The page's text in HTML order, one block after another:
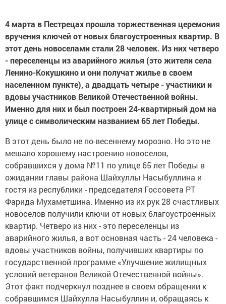
4 марта в Пестрецах прошла торжественная церемония
вручения ключей от новых благоустроенных квартир. В
этот день новоселами стали 28 человек. Из них четверо
- переселенцы из аварийного жилья (это жители села
Ленино-Кокушкино и они получат жилье в своем
населенном пункте), а двадцать четыре - участники и
вдовы участников Великой Отечественной войны.
Именно для них и был построен 24-квартирный дом на
улице с символическим названием 65 лет Победы.
В этот день было не по-весеннему морозно. Но это не
мешало хорошему настроению новоселов,
собравшихся у дома №11 по улице 65 лет Победы в
ожидании главы района Шайхуллы Насыбуллина и
гостя из республики - председателя Госсовета РТ
Фарида Мухаметшина. Именно из их рук 28 счастливых
новоселов получили ключи от новых благоустроенных
квартир. Четверо из них - это переселенцы из
аварийного жилья, а вот основная часть - 24 человека -
вдовы участников войны, получивших квартиры по
государственной программе «Улучшение жилищных
условий ветеранов Великой Отечественной войны».
Этот факт подчеркнул позднее в своем обращении к
собравшимся Шайхулла Насыбуллин и, обращаясь к